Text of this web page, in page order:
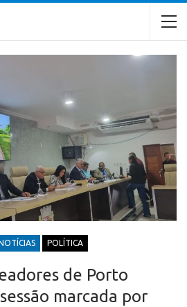
POLÍTICA
de Porto
marcada por